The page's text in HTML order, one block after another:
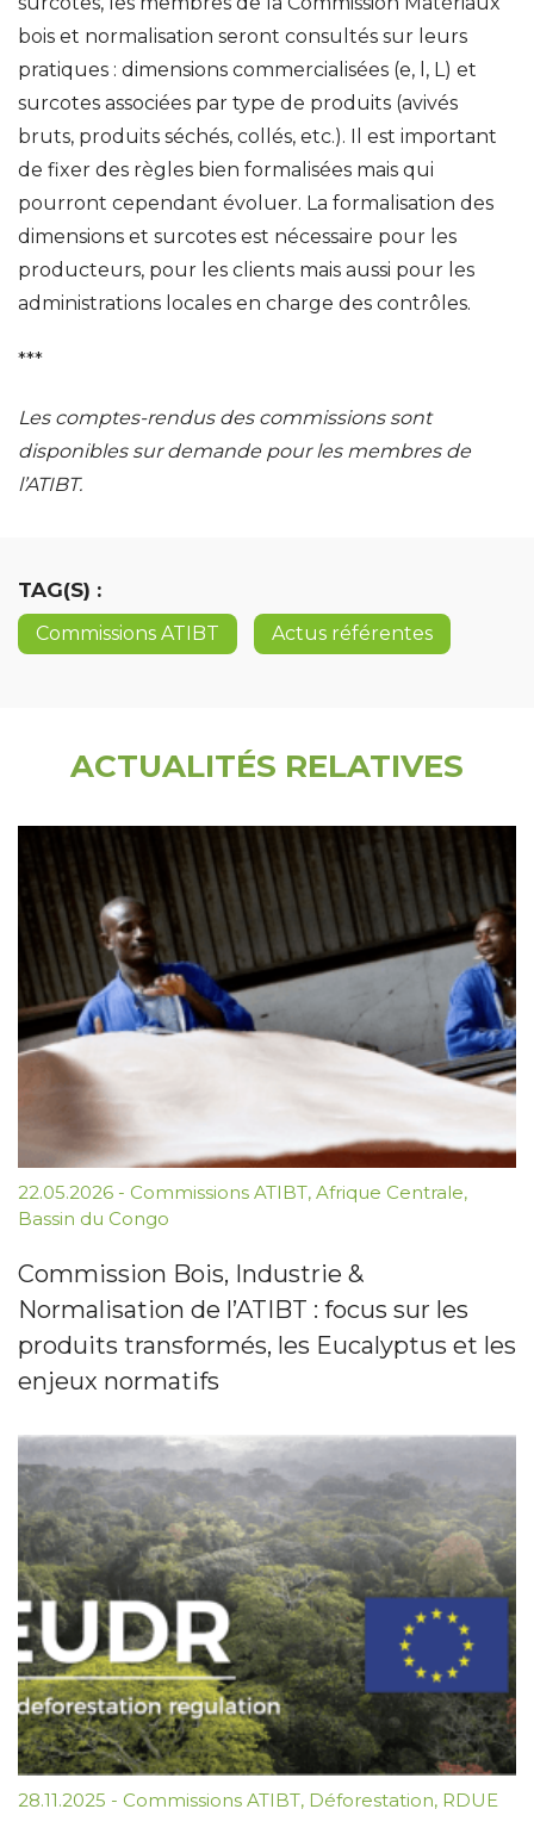
bois et normalisation seront consultés sur leurs
pratiques : dimensions commercialisées (e, l, L) et
surcotes associées par type de produits (avivés
bruts, produits séchés, collés, etc.). Il est important
de fixer des règles bien formalisées mais qui
pourront cependant évoluer. La formalisation des
dimensions et surcotes est nécessaire pour les
producteurs, pour les clients mais aussi pour les
administrations locales en charge des contrôles.
***
Les comptes-rendus des commissions sont
disponibles sur demande pour les membres de
l’ATIBT.
TAG(S) :
Commissions ATIBT Actus référentes
ACTUALITÉS RELATIVES
22.05.2026 - Commissions ATIBT, Afrique Centrale,
Bassin du Congo
Commission Bois, Industrie &
Normalisation de l’ATIBT : focus sur les
produits transformés, les Eucalyptus et les
enjeux normatifs
28.11.2025 - Commissions ATIBT, Déforestation, RDUE